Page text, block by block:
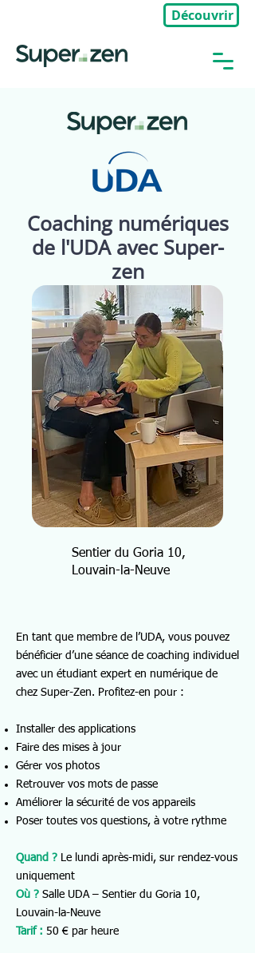
Découvrir
Coaching numériques
de l'UDA avec Super-
zen
En tant que membre de l’UDA, vous pouvez
bénéficier d’une séance de coaching individuel
avec un étudiant expert en numérique de
chez Super-Zen. Profitez-en pour :
Installer des applications
Faire des mises à jour
Gérer vos photos
Retrouver vos mots de passe
Améliorer la sécurité de vos appareils
Poser toutes vos questions, à votre rythme
Quand ? Le lundi après-midi, sur rendez-vous
uniquement
Où ? Salle UDA – Sentier du Goria 10,
Louvain-la-Neuve
Tarif : 50 € par heure
Sentier du Goria 10,
Louvain-la-Neuve